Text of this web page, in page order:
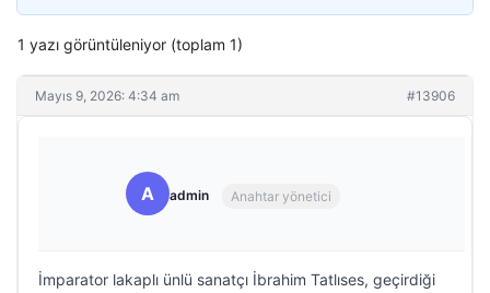
1 yazı görüntüleniyor (toplam 1)
Mayıs 9, 2026: 4:34 am #13906
A admin Anahtar yönetici
İmparator lakaplı ünlü sanatçı İbrahim Tatlıses, geçirdiği